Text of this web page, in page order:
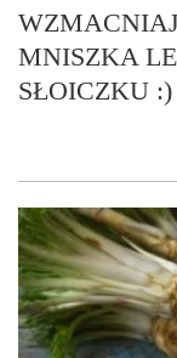
MNISZKA
SŁOICZKU :)